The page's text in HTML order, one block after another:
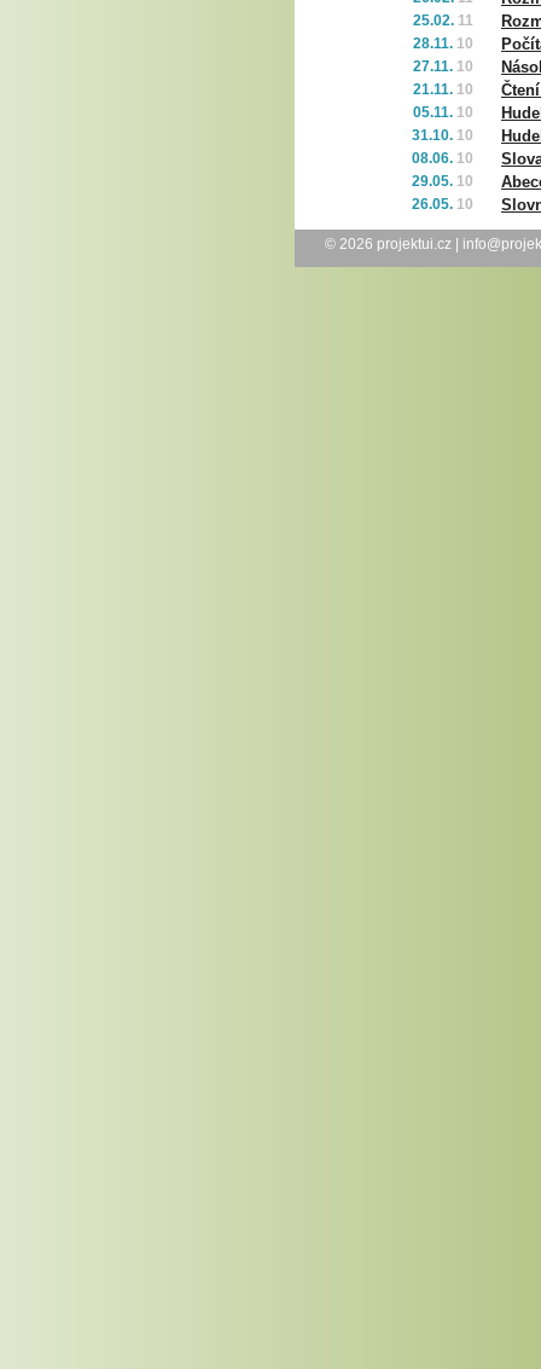
25.02. 11
28.11. 10
27.11. 10
21.11. 10
05.11. 10
31.10. 10
08.06. 10
29.05. 10
26.05. 10
© 2026 projektui.cz